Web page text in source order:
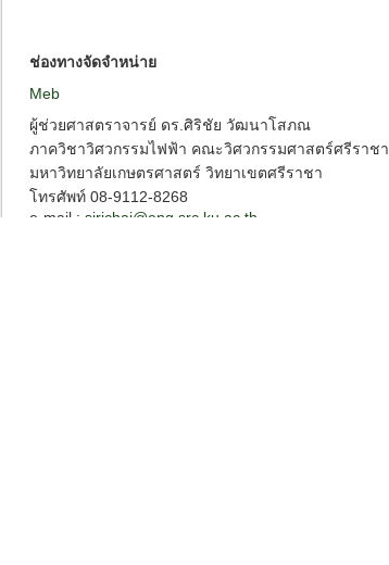
ช่องทางจัดจำหน่าย
Meb
ผู้ช่วยศาสตราจารย์ ดร.ศิริชัย วัฒนาโสภณ
ภาควิชาวิศวกรรมไฟฟ้า คณะวิศวกรรมศาสตร์ศรีราชา
มหาวิทยาลัยเกษตรศาสตร์ วิทยาเขตศรีราชา
โทรศัพท์ 08-9112-8268
e-mail : sirichai@eng.src.ku.ac.th